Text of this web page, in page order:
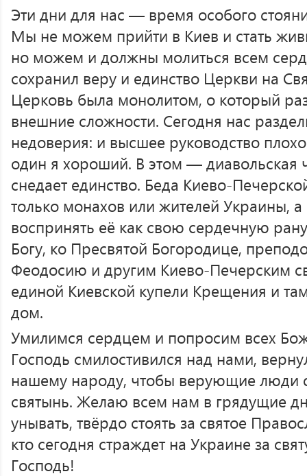
Эти дни для нас — время особого
Мы не можем прийти в Киев и стать
но можем и должны молиться всем
сохранил веру и единство Церкви на
Церковь была монолитом, о который
внешние сложности. Сегодня нас
недоверия: и высшее руководство
один я хороший. В этом — диавольская
снедает единство. Беда Киево-
только монахов или жителей
воспринять её как свою сердечную
Богу, ко Пресвятой Богородице,
Феодосию и другим Киево-Печерским
единой Киевской купели Крещения и
дом.
Умилимся сердцем и попросим всех
Господь смилостивился над нами,
нашему народу, чтобы верующие люди
святынь. Желаю всем нам в грядущие
унывать, твёрдо стоять за святое
кто сегодня страждет на Украине за
Господь!